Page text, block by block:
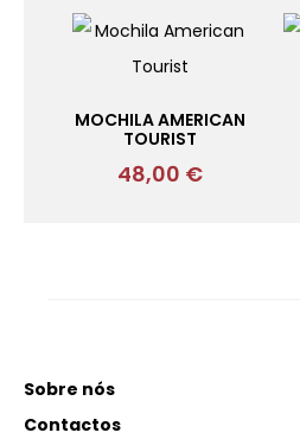
MOCHILA AMERICAN
TOURIST
48,00 €
Sobre nós
Contactos